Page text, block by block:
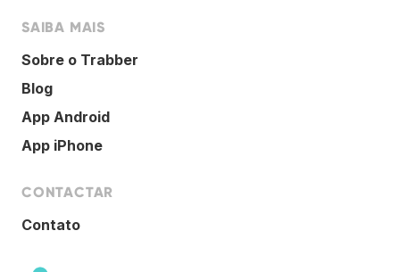
SAIBA MAIS
Sobre o Trabber
Blog
App Android
App iPhone
CONTACTAR
Contato